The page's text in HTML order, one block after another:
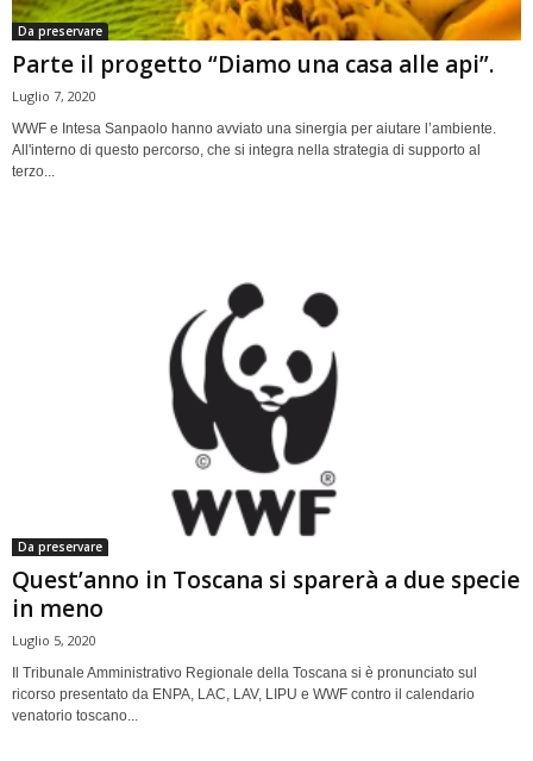
Da preservare
Parte il progetto “Diamo una casa alle api”.
Luglio 7, 2020
WWF e Intesa Sanpaolo hanno avviato una sinergia per aiutare l’ambiente.
All'interno di questo percorso, che si integra nella strategia di supporto al
terzo...
Da preservare
Quest’anno in Toscana si sparerà a due specie
in meno
Luglio 5, 2020
Il Tribunale Amministrativo Regionale della Toscana si è pronunciato sul
ricorso presentato da ENPA, LAC, LAV, LIPU e WWF contro il calendario
venatorio toscano...